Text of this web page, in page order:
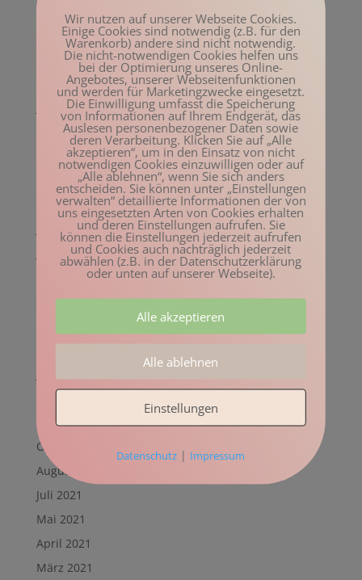
Archiv
Mai 2023
März 2023
Februar 2023
Januar 2023
Dezember 2022
November 2022
Oktober 2022
August 2022
Juli 2022
Juni 2022
April 2022
Februar 2022
Dezember 2021
November 2021
Oktober 2021
August 2021
Juli 2021
Mai 2021
April 2021
März 2021
Wir nutzen auf unserer Webseite Cookies.
Einige Cookies sind notwendig (z.B. für den
Warenkorb) andere sind nicht notwendig.
Die nicht-notwendigen Cookies helfen uns
bei der Optimierung unseres Online-
Angebotes, unserer Webseitenfunktionen
und werden für Marketingzwecke eingesetzt.
Die Einwilligung umfasst die Speicherung
von Informationen auf Ihrem Endgerät, das
Auslesen personenbezogener Daten sowie
deren Verarbeitung. Klicken Sie auf „Alle
akzeptieren“, um in den Einsatz von nicht
notwendigen Cookies einzuwilligen oder auf
„Alle ablehnen“, wenn Sie sich anders
entscheiden. Sie können unter „Einstellungen
verwalten“ detaillierte Informationen der von
uns eingesetzten Arten von Cookies erhalten
und deren Einstellungen aufrufen. Sie
können die Einstellungen jederzeit aufrufen
und Cookies auch nachträglich jederzeit
abwählen (z.B. in der Datenschutzerklärung
oder unten auf unserer Webseite).
Alle akzeptieren
Alle ablehnen
Einstellungen
Datenschutz | Impressum